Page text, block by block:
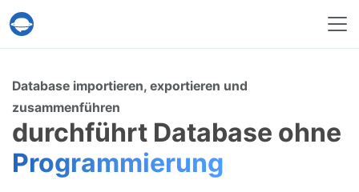
Help Desk Migration
Database importieren, exportieren und
zusammenführen
durchführt Database ohne
Programmierung